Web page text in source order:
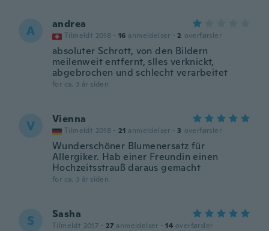
A andrea
Tilmeldt 2018 · 16 anmeldelser · 2 overførsler
absoluter Schrott, von den Bildern
meilenweit entfernt, slles verknickt,
abgebrochen und schlecht verarbeitet
for ca. 3 år siden
V Vienna
Tilmeldt 2018 · 21 anmeldelser · 3 overførsler
Wunderschöner Blumenersatz für
Allergiker. Hab einer Freundin einen
Hochzeitsstrauß daraus gemacht
for ca. 3 år siden
S Sasha
Tilmeldt 2017 · 27 anmeldelser · 14 overførsler